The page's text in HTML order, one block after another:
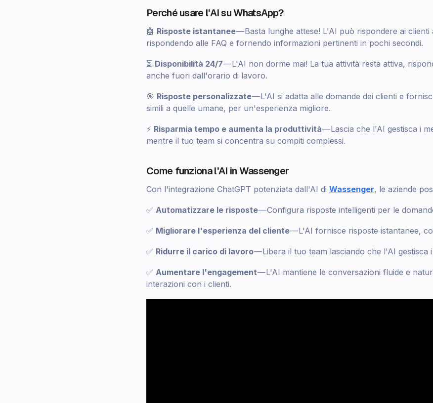
Perché usare l'AI su WhatsApp?
🤖 Risposte istantanee— Basta lunghe attese! L'AI può rispondere ai clienti
rispondendo alle FAQ e fornendo informazioni pertinenti in pochi secondi.
⏳ Disponibilità 24/7— L'AI non dorme mai! La tua attività resta attiva,
anche fuori dall'orario di lavoro.
🎯 Risposte personalizzate— L'AI si adatta alle domande dei clienti e
simili a quelle umane, per un'esperienza migliore.
⚡ Risparmia tempo e aumenta la produttività— Lascia che l'AI gestisca i
mentre il tuo team si concentra su compiti complessi.
Come funziona l'AI in Wassenger
Con l'integrazione ChatGPT potenziata dall'AI di Wassenger, le aziende
✅ Automatizzare le risposte— Configura risposte intelligenti per le
✅ Migliorare l'esperienza del cliente— L'AI fornisce risposte istantanee,
✅ Ridurre il carico di lavoro— Libera il tuo team lasciando che l'AI gestisca i
✅ Aumentare l'engagement— L'AI mantiene le conversazioni fluide e
interazioni con i clienti.